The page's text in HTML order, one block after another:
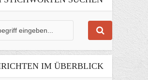
IM ÜBERBLICK